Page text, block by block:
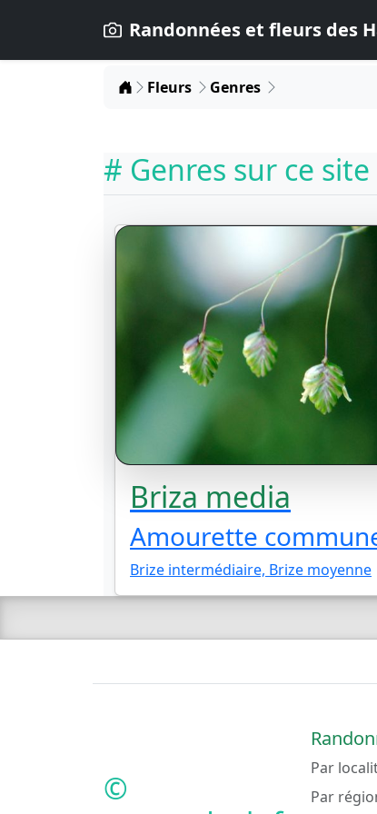
Randonnées et fleurs des
Home
Fleurs Genres
# Genres sur ce site
Briza media
Amourette
Brize intermédiaire, Brize moyenne
©
Par
Par